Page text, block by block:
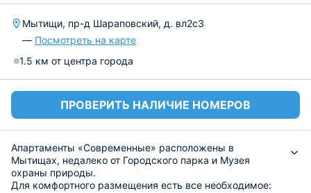
Мытищи, пр-д Шараповский, д. вл2с3
— Посмотреть на карте
1.5 км от центра города
ПРОВЕРИТЬ НАЛИЧИЕ НОМЕРОВ
Апартаменты «Современные» расположены в
Мытищах, недалеко от Городского парка и Музея
охраны природы.
Для комфортного размещения есть все необходимое: